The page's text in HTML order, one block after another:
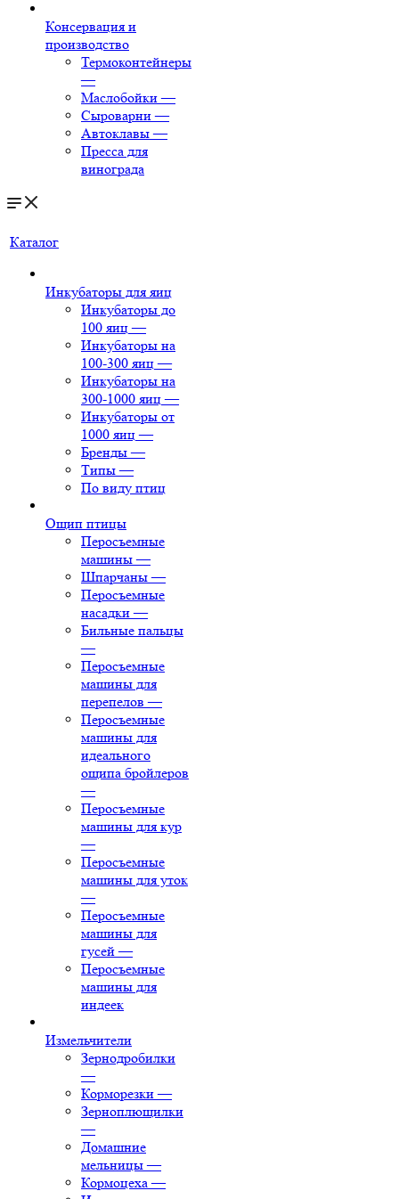
Консервация и
производство
Термоконтейнеры
—
Маслобойки —
Сыроварни —
Автоклавы —
Пресса для
винограда
Каталог
Инкубаторы для яиц
Инкубаторы до
100 яиц —
Инкубаторы на
100-300 яиц —
Инкубаторы на
300-1000 яиц —
Инкубаторы от
1000 яиц —
Бренды —
Типы —
По виду птиц
Ощип птицы
Перосъемные
машины —
Шпарчаны —
Перосъемные
насадки —
Бильные пальцы
—
Перосъемные
машины для
перепелов —
Перосъемные
машины для
идеального
ощипа бройлеров
—
Перосъемные
машины для кур
—
Перосъемные
машины для уток
—
Перосъемные
машины для
гусей —
Перосъемные
машины для
индеек
Измельчители
Зернодробилки
—
Корморезки —
Зерноплющилки
—
Домашние
мельницы —
Кормоцеха —